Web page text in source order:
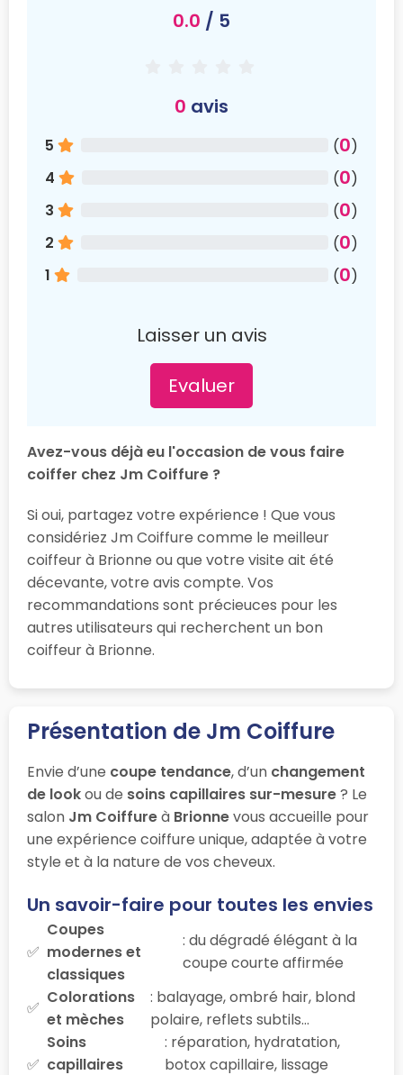
0.0 / 5
0 avis
5 (0)
4
(0)
3
(0)
2
(0)
1
(0)
Laisser un avis
Evaluer
Avez-vous déjà eu l'occasion de vous faire
coiffer chez Jm Coiffure ?
Si oui, partagez votre expérience ! Que vous
considériez Jm Coiffure comme le meilleur
coiffeur à Brionne ou que votre visite ait été
décevante, votre avis compte. Vos
recommandations sont précieuces pour les
autres utilisateurs qui recherchent un bon
coiffeur à Brionne.
Présentation de Jm Coiffure
Envie d’une coupe tendance, d’un changement
de lookou de soins capillaires sur-mesure? Le
salon Jm Coiffureà Brionnevous accueille pour
une expérience coiffure unique, adaptée à votre
style et à la nature de vos cheveux.
Un savoir-faire pour toutes les envies
Coupes
modernes et
classiques
: du dégradé élégant à la
coupe courte affirmée
Colorations
et mèches
: balayage, ombré hair, blond
polaire, reflets subtils…
Soins
capillaires
: réparation, hydratation,
botox capillaire, lissage